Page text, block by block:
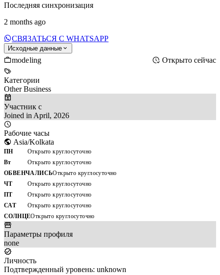
Последняя синхронизация
2 months ago
СВЯЗАТЬСЯ С WHATSAPP
Исходные данные
modeling Открыто сейчас
Категории
Other Business
Участник с
Joined in April, 2026
Рабочие часы
Asia/Kolkata
ПН
Открыто круглосуточно
Вт
Открыто круглосуточно
ОБВЕНЧАЛИСЬОткрыто круглосуточно
ЧТ
Открыто круглосуточно
ПТ
Открыто круглосуточно
САТ
Открыто круглосуточно
СОЛНЦЕОткрыто круглосуточно
Параметры профиля
none
Личность
Подтвержденный уровень: unknown